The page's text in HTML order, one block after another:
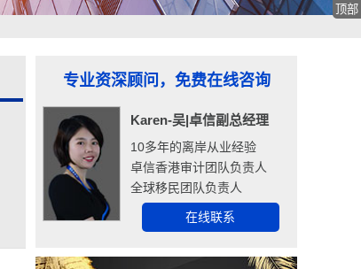
专业资深顾问，免费在线咨询
Karen-吴|卓信副总经理
10多年的离岸从业经验
卓信香港审计团队负责人
全球移民团队负责人
在线联系
顶部